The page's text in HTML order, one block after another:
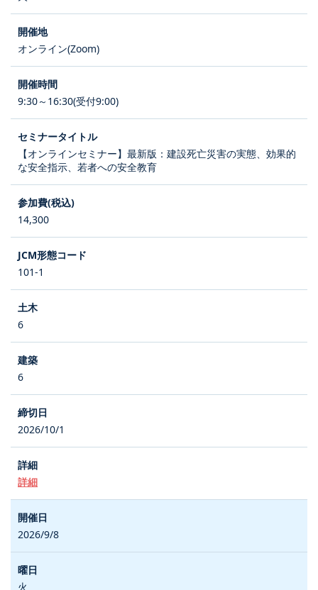
オンライン(Zoom)
9:30～16:30(受付9:00)
【オンラインセミナー】最新版：建設死亡災害の実態、効果的
な安全指示、若者への安全教育
14,300
101-1
6
6
2026/10/1
詳細
2026/9/8
火